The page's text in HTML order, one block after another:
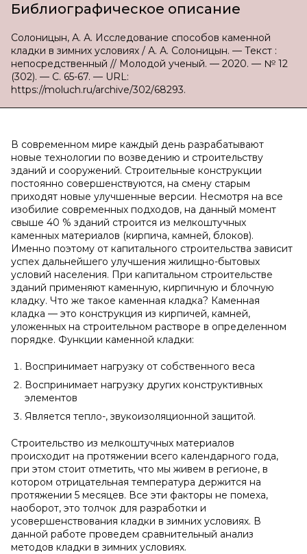
Библиографическое описание
Солоницын, А. А. Исследование способов каменной
кладки в зимних условиях / А. А. Солоницын. — Текст :
непосредственный // Молодой ученый. — 2020. — № 12
(302). — С. 65-67. — URL:
https://moluch.ru/archive/302/68293.
В современном мире каждый день разрабатывают
новые технологии по возведению и строительству
зданий и сооружений. Строительные конструкции
постоянно совершенствуются, на смену старым
приходят новые улучшенные версии. Несмотря на все
изобилие современных подходов, на данный момент
свыше 40 % зданий строится из мелкоштучных
каменных материалов (кирпича, камней, блоков).
Именно поэтому от капитального строительства зависит
успех дальнейшего улучшения жилищно-бытовых
условий населения. При капитальном строительстве
зданий применяют каменную, кирпичную и блочную
кладку. Что же такое каменная кладка? Каменная
кладка — это конструкция из кирпичей, камней,
уложенных на строительном растворе в определенном
порядке. Функции каменной кладки:
Воспринимает нагрузку от собственного веса
Воспринимает нагрузку других конструктивных
элементов
Является тепло-, звукоизоляционной защитой.
Строительство из мелкоштучных материалов
происходит на протяжении всего календарного года,
при этом стоит отметить, что мы живем в регионе, в
котором отрицательная температура держится на
протяжении 5 месяцев. Все эти факторы не помеха,
наоборот, это толчок для разработки и
усовершенствования кладки в зимних условиях. В
данной работе проведем сравнительный анализ
методов кладки в зимних условиях.